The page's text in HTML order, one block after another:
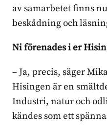
av samarbetet finns
beskådning och
Ni förenades i er
– Ja, precis, säger
Hisingen är en
Industri, natur och
kändes som ett